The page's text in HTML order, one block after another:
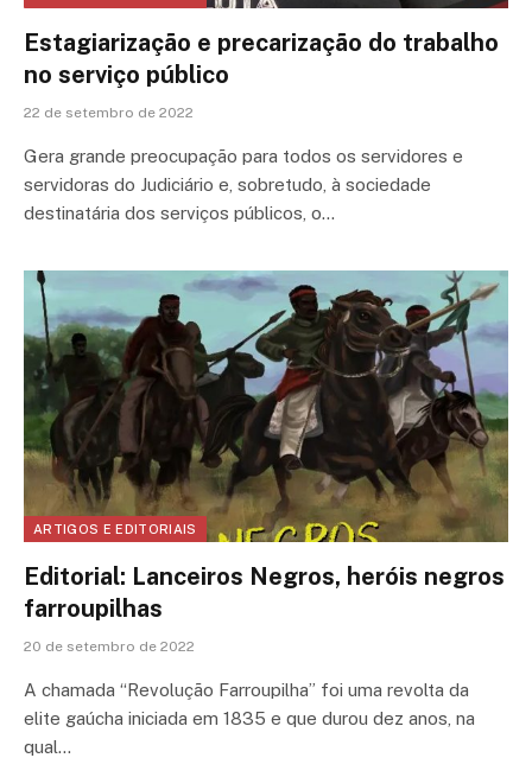
Estagiarização e precarização do trabalho
no serviço público
22 de setembro de 2022
Gera grande preocupação para todos os servidores e
servidoras do Judiciário e, sobretudo, à sociedade
destinatária dos serviços públicos, o…
ARTIGOS E EDITORIAIS
Editorial: Lanceiros Negros, heróis negros
farroupilhas
20 de setembro de 2022
A chamada “Revolução Farroupilha” foi uma revolta da
elite gaúcha iniciada em 1835 e que durou dez anos, na
qual…